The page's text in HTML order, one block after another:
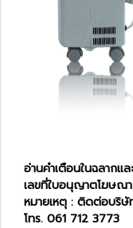
อ่านคำเตือนในฉลากแ
เลขที่ใบอนุญาตโฆษ
หมายเหตุ : ติดต่อบริษั
โทร. 061 712 3773